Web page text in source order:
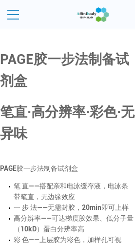
PAGE胶一步法制备试
剂盒
笔直·高分辨率·彩色·无
异味
PAGE胶一步法制备试剂盒
笔 直——搭配亲和电泳缓存液，电泳条
带笔直，无边缘效应
一 步 法——无需封胶，20min即可上样
高分辨率——可达梯度胶效果、低分子量
（10kD）蛋白分辨率高
彩 色——上层胶为彩色，加样孔可视